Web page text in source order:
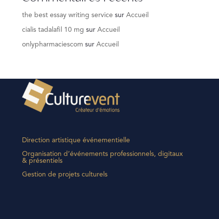
the best essay writing service sur Accueil
cialis tadalafil 10 mg sur Accueil
onlypharmaciescom sur Accueil
Direction artistique événementielle
Organisation d’événements professionnels, digitaux
& présentiels
Gestion de projets culturels